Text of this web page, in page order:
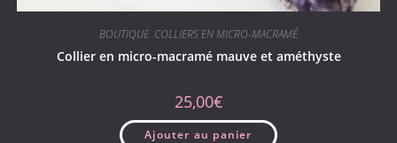
BOUTIQUE, COLLIERS EN MICRO-MACRAMÉ
Collier en micro-macramé mauve et améthyste
25,00€
Ajouter au panier